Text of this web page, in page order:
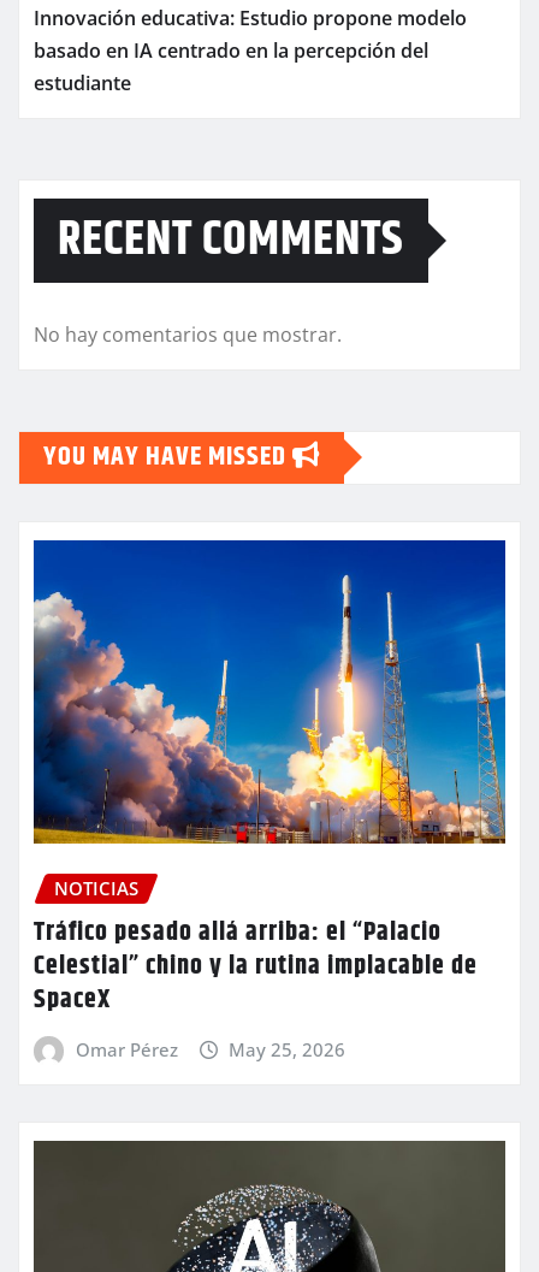
Innovación educativa: Estudio propone modelo
basado en IA centrado en la percepción del
estudiante
RECENT COMMENTS
No hay comentarios que mostrar.
YOU MAY HAVE MISSED
NOTICIAS
Tráfico pesado allá arriba: el “Palacio
Celestial” chino y la rutina implacable de
SpaceX
Omar Pérez May 25, 2026